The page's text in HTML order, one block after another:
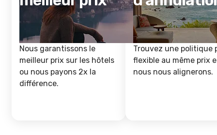
Nous garantissons le
meilleur prix sur les hôtels
ou nous payons 2x la
différence.
Trouvez une politique
flexible au même prix
nous nous alignerons.